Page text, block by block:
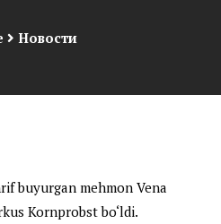
Новости
buyurgan mehmon Vena
Kornprobst bo‘ldi.